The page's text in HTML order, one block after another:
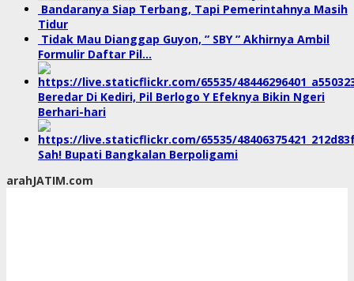
Bandaranya Siap Terbang, Tapi Pemerintahnya Masih
Tidur
Tidak Mau Dianggap Guyon, ” SBY ” Akhirnya Ambil
Formulir Daftar Pil…
Beredar Di Kediri, Pil Berlogo Y Efeknya Bikin Ngeri
Berhari-hari
Sah! Bupati Bangkalan Berpoligami
arahJATIM.com